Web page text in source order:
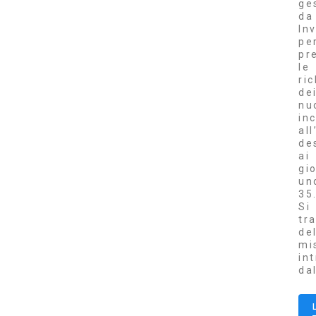
da
le
ai
Si